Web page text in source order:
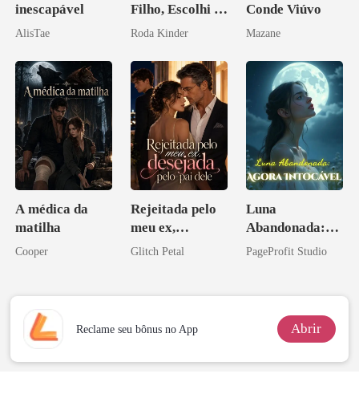
inescapável
AlisTae
Filho, Escolhi o
Don
Roda Kinder
Conde Viúvo
Mazane
A médica da
matilha
Cooper
Rejeitada pelo
meu ex,
desejada pelo
Glitch Petal
Luna
Abandonada:
Agora Intocável
PageProfit Studio
Reclame seu bônus no App Abrir